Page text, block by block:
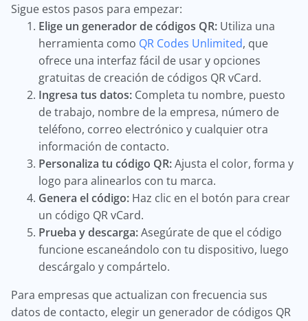
Sigue estos pasos para empezar:
Elige un generador de códigos QR: Utiliza una
herramienta como QR Codes Unlimited, que
ofrece una interfaz fácil de usar y opciones
gratuitas de creación de códigos QR vCard.
Ingresa tus datos: Completa tu nombre, puesto
de trabajo, nombre de la empresa, número de
teléfono, correo electrónico y cualquier otra
información de contacto.
Personaliza tu código QR:Ajusta el color, forma y
logo para alinearlos con tu marca.
Genera el código: Haz clic en el botón para crear
un código QR vCard.
Prueba y descarga:Asegúrate de que el código
funcione escaneándolo con tu dispositivo, luego
descárgalo y compártelo.
Para empresas que actualizan con frecuencia sus
datos de contacto, elegir un generador de códigos QR